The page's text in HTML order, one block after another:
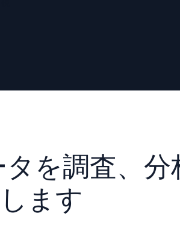
信頼され、認定済み
を調査、分
ます